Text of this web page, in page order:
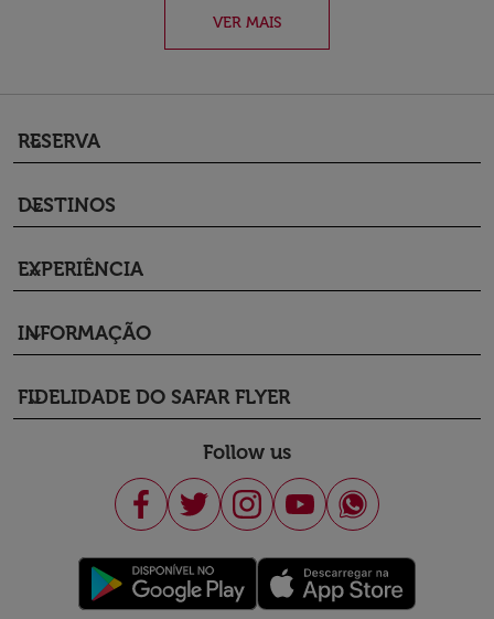
VER MAIS
RESERVA
keyboard_arrow_down
DESTINOS
keyboard_arrow_down
EXPERIÊNCIA
keyboard_arrow_down
INFORMAÇÃO
keyboard_arrow_down
FIDELIDADE DO SAFAR FLYER
keyboard_arrow_down
Follow us